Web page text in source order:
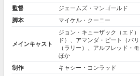
監督
ジェームズ・マンゴールド
脚本
マイケル・クーニー
メインキャスト
ジョン・キューザック（エド
ド）、アマンダ・ピート（パ
（ラリー）、アルフレッド・
ほか
制作
キャシー・コンラッド